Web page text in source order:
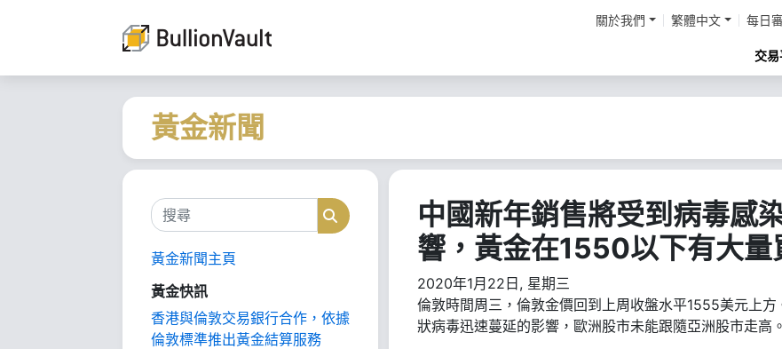
關於我們 繁體中文 每日
交
黃金新聞
搜尋 搜尋
黃金新聞主頁
黃金快訊
香港與倫敦交易銀行合作，依據
倫敦標準推出黃金結算服務
中國新年銷售將受到病毒感
響，黃金在1550以下有大量
2020年1月22日, 星期三
倫敦時間周三，倫敦金價回到上周收盤水平1555美元上方
狀病毒迅速蔓延的影響，歐洲股市未能跟隨亞洲股市走高。